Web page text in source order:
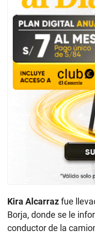
Kira Alcarrazfue
Borja, donde se le
conductor de la